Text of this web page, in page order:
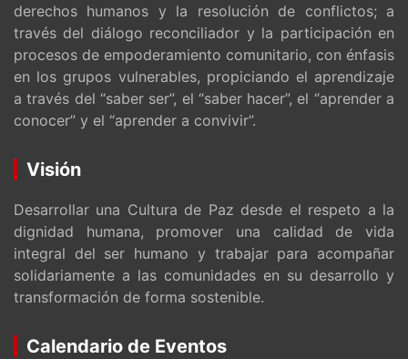
derechos humanos y la resolución de conflictos; a
través del diálogo reconciliador y la participación en
procesos de empoderamiento comunitario, con énfasis
en los grupos vulnerables, propiciando el aprendizaje
a través del “saber ser”, el “saber hacer”, el “aprender a
conocer” y el “aprender a convivir”.
Visión
Desarrollar una Cultura de Paz desde el respeto a la
dignidad humana, promover una calidad de vida
integral del ser humano y trabajar para acompañar
solidariamente a las comunidades en su desarrollo y
transformación de forma sostenible.
Calendario de Eventos